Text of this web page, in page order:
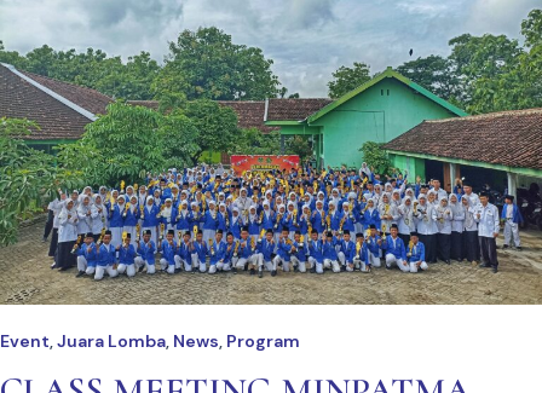
Event,Juara Lomba, News, Program